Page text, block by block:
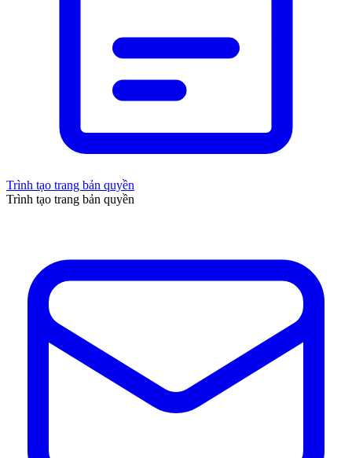
Trình tạo trang bản quyền
Trình tạo trang bản quyền